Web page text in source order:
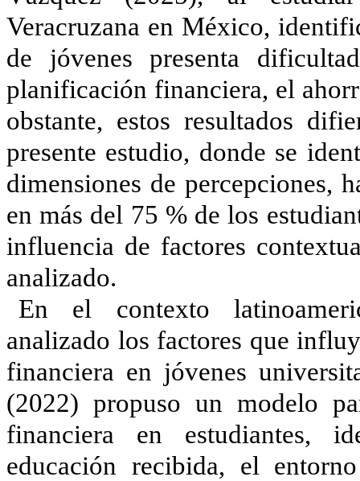
Veracruzana en México,
de jóvenes presenta
planificación financiera, el
obstante, estos resultados
presente estudio, donde se
dimensiones de percepciones,
en más del 75 % de los
influencia de factores
analizado.
En el contexto
analizado los factores que
financiera en jóvenes
(2022) propuso un modelo
financiera en estudiantes,
educación recibida, el